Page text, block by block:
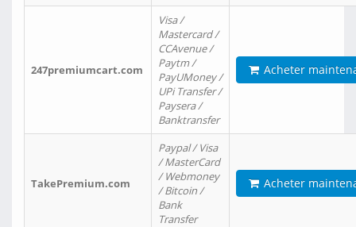
247premiumcart.com
Visa /
Mastercard /
CCAvenue /
Paytm /
PayUMoney /
UPi Transfer /
Paysera /
Banktransfer
Acheter
TakePremium.com
Paypal / Visa
/ MasterCard
/ Webmoney
/ Bitcoin /
Bank
Transfer
Acheter